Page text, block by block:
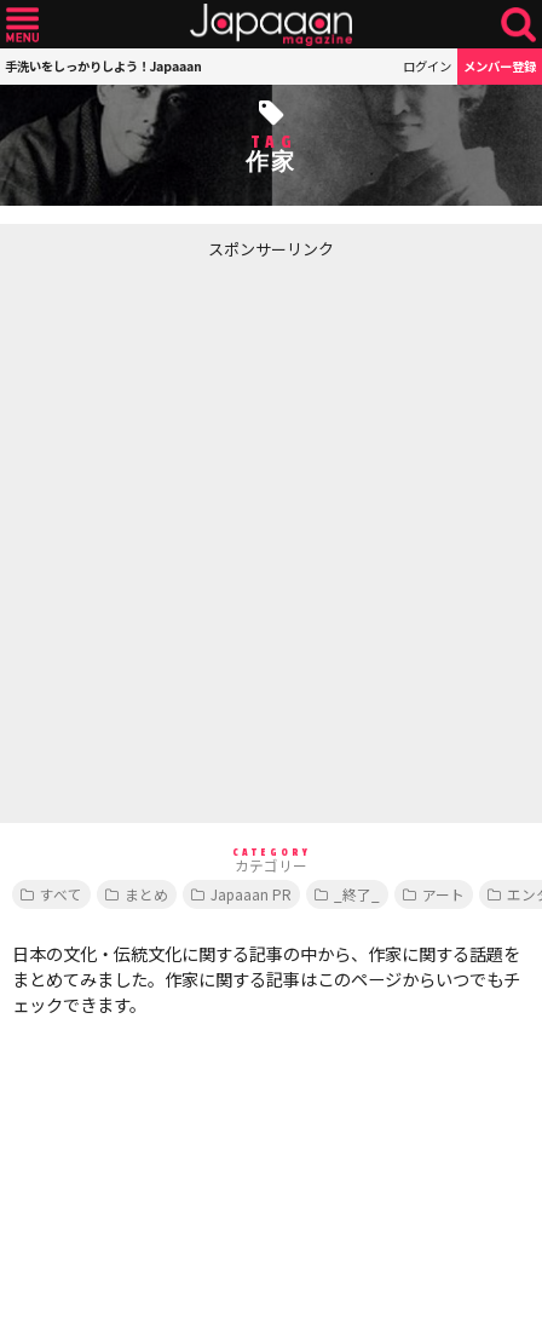
手洗いをしっかりしよう！Japaaan ログイン メンバー登録
TAG
作家
スポンサーリンク
CATEGORY
カテゴリー
すべて
まとめ Japaaan PR _終了_ アート エン
日本の文化・伝統文化に関する記事の中から、作家に関する話題を
まとめてみました。作家に関する記事はこのページからいつでもチ
ェックできます。